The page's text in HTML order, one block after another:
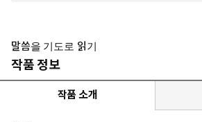
말씀을 기도로 읽기
작품 정보
작품 소개